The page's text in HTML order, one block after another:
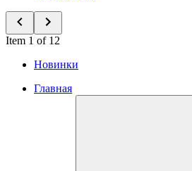
Item 1 of 12
Новинки
Главная